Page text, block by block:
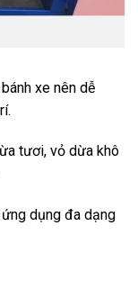
xe nên dễ
tươi, vỏ dừa khô
dụng đa dạng